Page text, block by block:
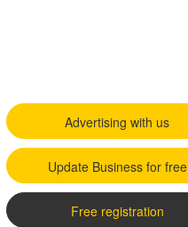
Advertising with us
Update Business for free
Free registration